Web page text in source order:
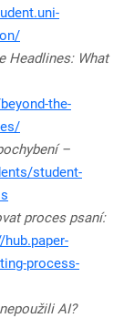
Headlines: What
the-
–
student-
proces psaní:
process-
AI?